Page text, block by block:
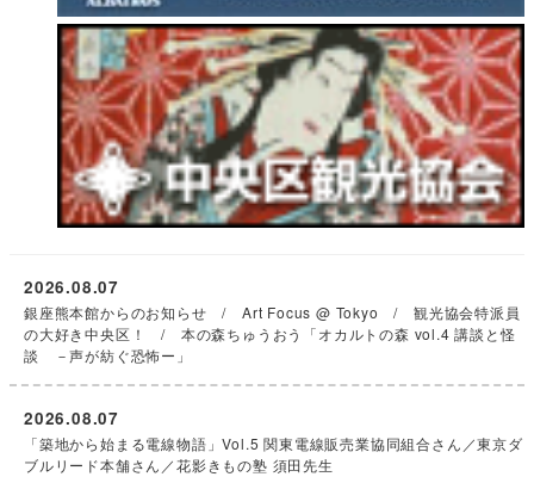
銀座熊本館からのお知らせ / Art Focus @ Tokyo / 観光協会特派員
の大好き中央区！ / 本の森ちゅうおう「オカルトの森 vol.4 講談と怪
談 －声が紡ぐ恐怖ー」
2026.08.07
「築地から始まる電線物語」Vol.5 関東電線販売業協同組合さん／東京ダ
ブルリード本舗さん／花影きもの塾 須田先生
2026.08.07